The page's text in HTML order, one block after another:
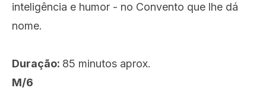
inteligência e humor - no Convento que lhe dá
nome.
Duração: 85 minutos aprox.
M/6